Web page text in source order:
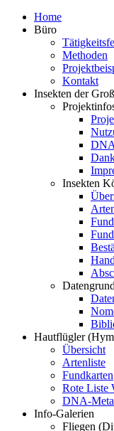
Home
Büro
Methoden
Kontakt
Insekten der
Insekten
Hautflügler
Übersicht
Artenliste
Fundkarten
Rote Liste
DNA-
Info-Galerien
Fliegen